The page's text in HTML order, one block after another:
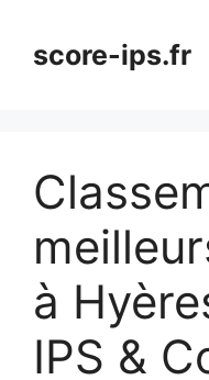
contenuscore-ips.fr
à
IPS &